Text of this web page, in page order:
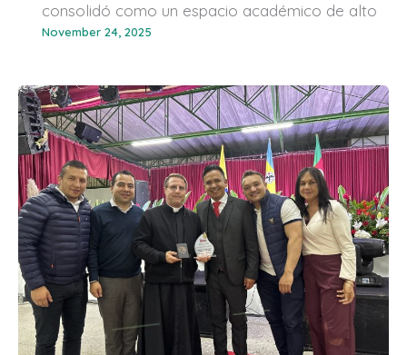
consolidó como un espacio académico de alto
November 24, 2025